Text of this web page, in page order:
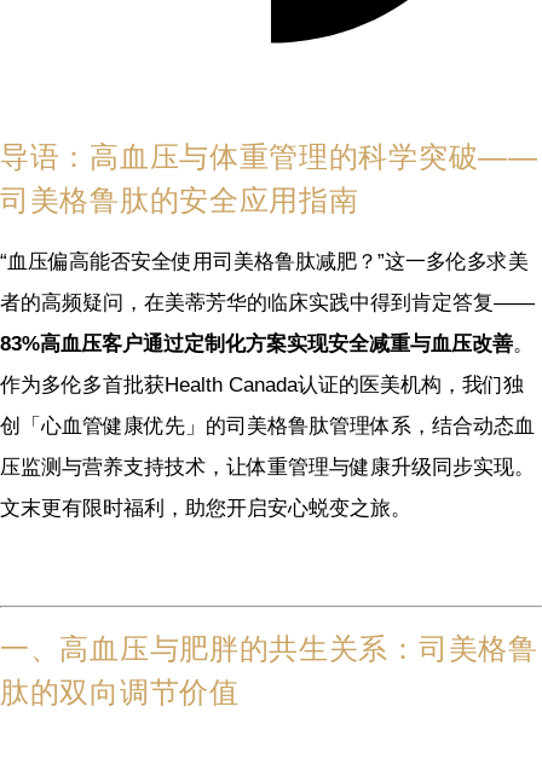
导语：高血压与体重管理的科学突破——
司美格鲁肽的安全应用指南
“血压偏高能否安全使用司美格鲁肽减肥？”这一多伦多求美
者的高频疑问，在美蒂芳华的临床实践中得到肯定答复——
83%高血压客户通过定制化方案实现安全减重与血压改善。
作为多伦多首批获Health Canada认证的医美机构，我们独
创「心血管健康优先」的司美格鲁肽管理体系，结合动态血
压监测与营养支持技术，让体重管理与健康升级同步实现。
文末更有限时福利，助您开启安心蜕变之旅。
一、高血压与肥胖的共生关系：司美格鲁
肽的双向调节价值